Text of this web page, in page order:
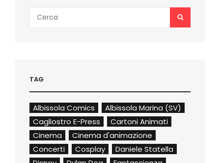
for:
SEARCH
TAG
Albissola Comics
Albissola Marina (SV)
Cagliostro E-Press
Cartoni Animati
Cinema
Cinema d'animazione
Concerti
Cosplay
Daniele Statella